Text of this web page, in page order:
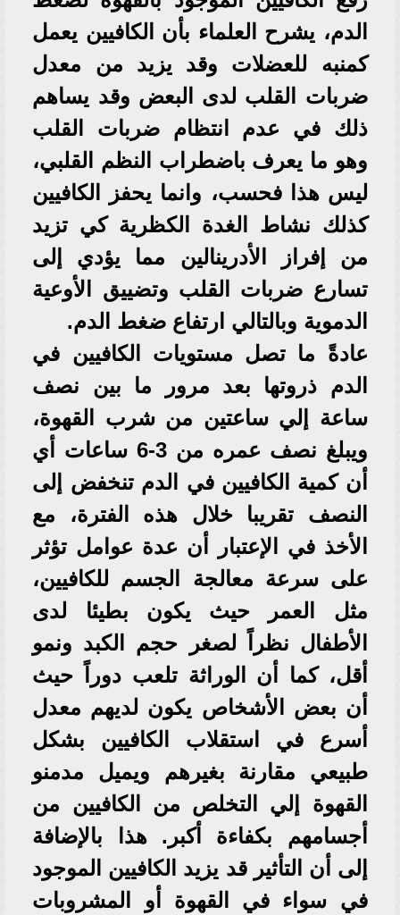
الدم، يشرح العلماء بأن الكافيين يعمل
كمنبه للعضلات وقد يزيد من معدل
ضربات القلب لدى البعض وقد يساهم
ذلك في عدم انتظام ضربات القلب
وهو ما يعرف باضطراب النظم القلبي،
ليس هذا فحسب، وانما يحفز الكافيين
كذلك نشاط الغدة الكظرية كي تزيد
من إفراز الأدرينالين مما يؤدي إلى
تسارع ضربات القلب وتضييق الأوعية
الدموية وبالتالي ارتفاع ضغط الدم.
عادةً ما تصل مستويات الكافيين في
الدم ذروتها بعد مرور ما بين نصف
ساعة إلي ساعتين من شرب القهوة،
ويبلغ نصف عمره من 3-6 ساعات أي
أن كمية الكافيين في الدم تنخفض إلى
النصف تقريبا خلال هذه الفترة، مع
الأخذ في الإعتبار أن عدة عوامل تؤثر
على سرعة معالجة الجسم للكافيين،
مثل العمر حيث يكون بطيئا لدى
الأطفال نظراً لصغر حجم الكبد ونمو
أقل، كما أن الوراثة تلعب دوراً حيث
أن بعض الأشخاص يكون لديهم معدل
أسرع في استقلاب الكافيين بشكل
طبيعي مقارنة بغيرهم ويميل مدمنو
القهوة إلي التخلص من الكافيين من
أجسامهم بكفاءة أكبر. هذا بالإضافة
إلى أن التأثير قد يزيد الكافيين الموجود
في سواء في القهوة أو المشروبات